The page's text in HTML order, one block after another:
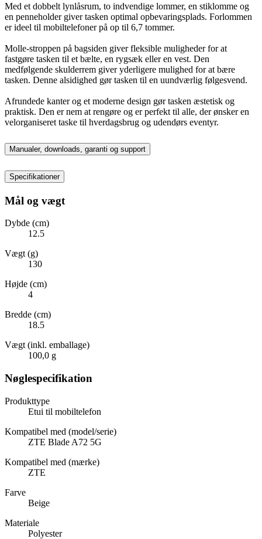
Med et dobbelt lynlåsrum, to indvendige lommer, en stiklomme og
en penneholder giver tasken optimal opbevaringsplads. Forlommen
er ideel til mobiltelefoner på op til 6,7 tommer.
Molle-stroppen på bagsiden giver fleksible muligheder for at
fastgøre tasken til et bælte, en rygsæk eller en vest. Den
medfølgende skulderrem giver yderligere mulighed for at bære
tasken. Denne alsidighed gør tasken til en uundværlig følgesvend.
Afrundede kanter og et moderne design gør tasken æstetisk og
praktisk. Den er nem at rengøre og er perfekt til alle, der ønsker en
velorganiseret taske til hverdagsbrug og udendørs eventyr.
Manualer, downloads, garanti og support
Specifikationer
Mål og vægt
Dybde (cm)
12.5
Vægt (g)
130
Højde (cm)
4
Bredde (cm)
18.5
Vægt (inkl. emballage)
100,0 g
Nøglespecifikation
Produkttype
Etui til mobiltelefon
Kompatibel med (model/serie)
ZTE Blade A72 5G
Kompatibel med (mærke)
ZTE
Farve
Beige
Materiale
Polyester